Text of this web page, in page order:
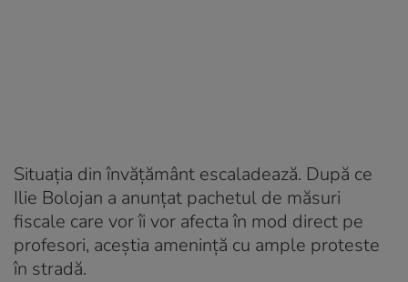
Situația din învățământ escaladează. După ce
Ilie Bolojan a anunțat pachetul de măsuri
fiscale care vor îi vor afecta în mod direct pe
profesori, aceștia amenință cu ample proteste
în stradă.